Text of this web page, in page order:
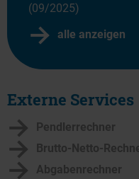
Externe Services
Pendlerrechner
Brutto-Netto-
Abgabenrechner
(09/2025)
alle anzeigen